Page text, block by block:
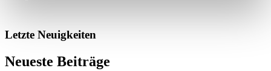
Letzte Neuigkeiten
Neueste Beiträge